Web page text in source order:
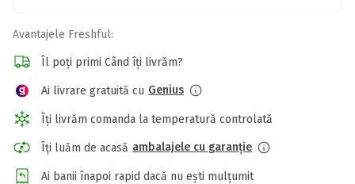
Avantajele Freshful:
Îl poți primi Când îți livrăm?
Ai livrare gratuită cu Genius
Îți livrăm comanda la temperatură controlată
Îți luăm de acasă ambalajele cu garanție
Ai banii înapoi rapid dacă nu ești mulțumit